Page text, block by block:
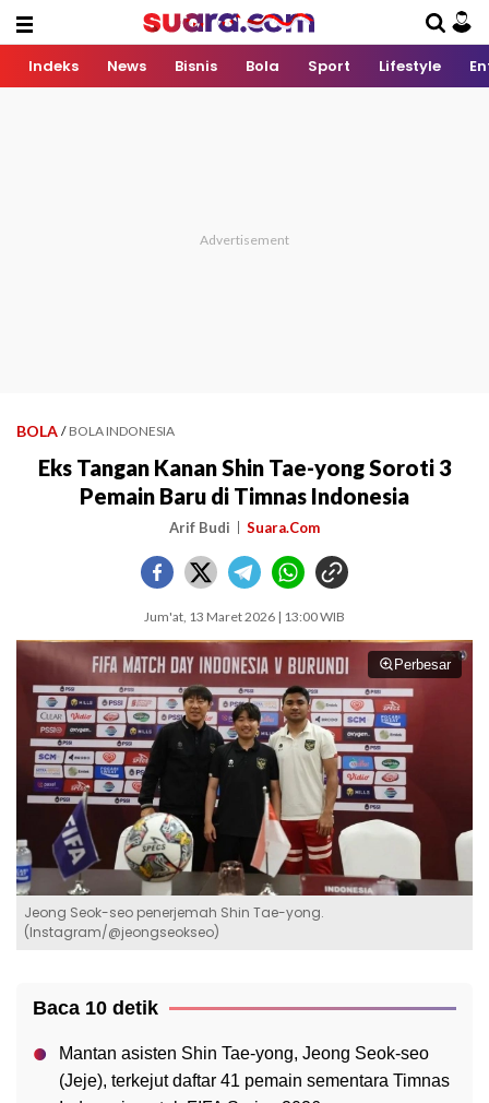
Indeks News Bisnis Bola Sport Lifestyle
BOLA / BOLA INDONESIA
Eks Tangan Kanan Shin Tae-yong Soroti 3
Pemain Baru di Timnas Indonesia
Arif Budi Suara.Com
Jum'at, 13 Maret 2026 | 13:00 WIB
Perbesar
Jeong Seok-seo penerjemah Shin Tae-yong.
(Instagram/@jeongseokseo)
Baca 10 detik
Mantan asisten Shin Tae-yong, Jeong Seok-seo
(Jeje), terkejut daftar 41 pemain sementara Timnas